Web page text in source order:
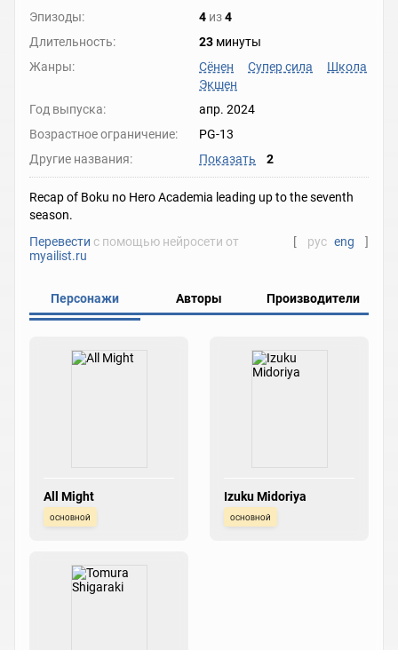
Эпизоды:
4 из4
Длительность:
23 минуты
Жанры:
Сёнен Супер сила
Школа
Экшен
Год выпуска:
апр. 2024
Возрастное ограничение:
PG-13
Другие названия:
Показать 2
Recap of Boku no Hero Academia leading up to the seventh
season.
Перевести с помощью нейросети от
myailist.ru
[ рус eng ]
Персонажи Авторы Производители
All Might
основной
Izuku Midoriya
основной